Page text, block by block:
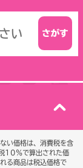
い価格は、消費税を含
10％で算出された価
る商品は税込価格で